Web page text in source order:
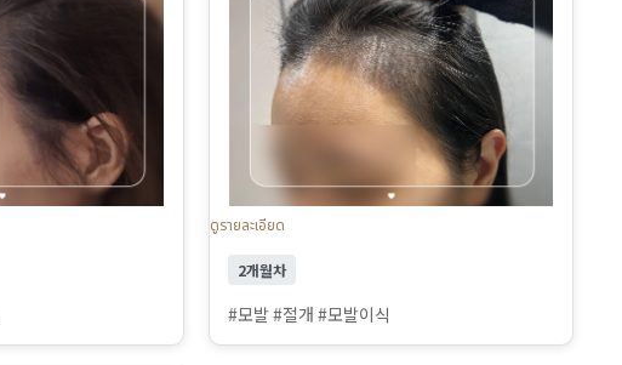
ดูรายละเอียด
2개월차
#모발 #절개 #모발이식